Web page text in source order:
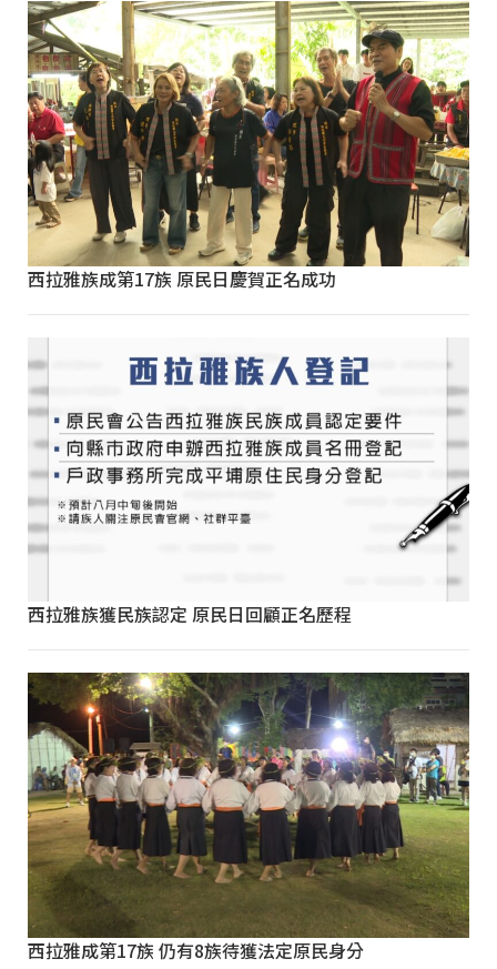
西拉雅族成第17族 原民日慶賀正名成功
西拉雅族獲民族認定 原民日回顧正名歷程
西拉雅成第17族 仍有8族待獲法定原民身分